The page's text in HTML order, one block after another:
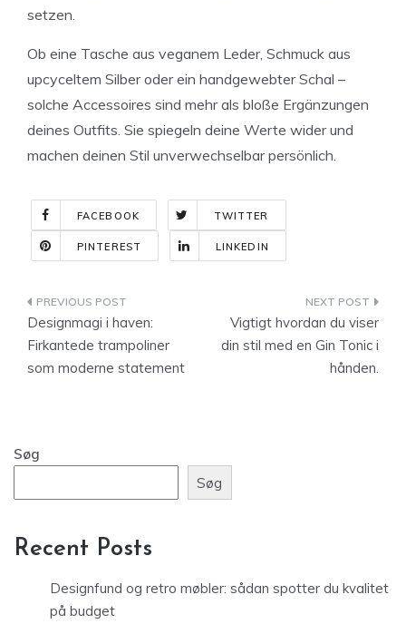
setzen.
Ob eine Tasche aus veganem Leder, Schmuck aus
upcyceltem Silber oder ein handgewebter Schal –
solche Accessoires sind mehr als bloße Ergänzungen
deines Outfits. Sie spiegeln deine Werte wider und
machen deinen Stil unverwechselbar persönlich.
FACEBOOK TWITTER
PINTEREST LINKEDIN
Indlægsnavigation
Designmagi i haven:
Firkantede trampoliner
som moderne statement
Vigtigt hvordan du viser
din stil med en Gin Tonic i
hånden.
Søg
Søg
Recent Posts
Designfund og retro møbler: sådan spotter du kvalitet
på budget